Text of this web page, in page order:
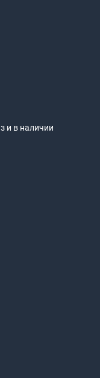
и в наличии